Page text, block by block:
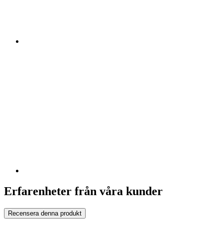
Erfarenheter från våra kunder
Recensera denna produkt